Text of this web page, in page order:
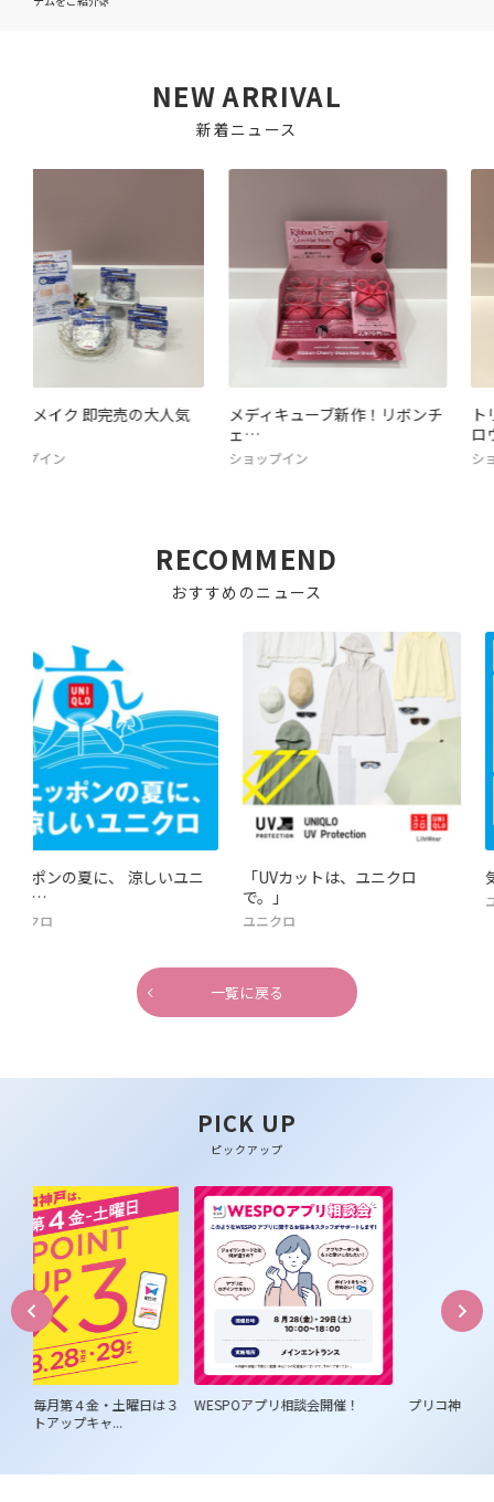
NEW ARRIVAL
新着ニュース
人気
メディキューブ新作！リボンチ
トリデンから『ダイブ
RECOMMEND
おすすめのニュース
ユニ
「UVカットは、ユニクロ
気持ちいい肌、ずっと
一覧に戻る
PICK UP
ピックアップ
曜日は３
WESPOアプリ相談会開催！ プリコ神戸「旬の美味しいもの」